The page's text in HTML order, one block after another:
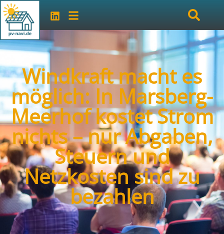
Windkraft macht es
möglich: In Marsberg-
Meerhof kostet Strom
nichts – nur Abgaben,
Steuern und
Netzkosten sind zu
bezahlen